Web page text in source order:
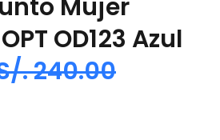
Mujer
OD123 Azul
. 240.00